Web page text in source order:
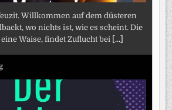
Willkommen auf dem düsteren
wo nichts ist, wie es scheint. Die
Waise, findet Zuflucht bei [...]